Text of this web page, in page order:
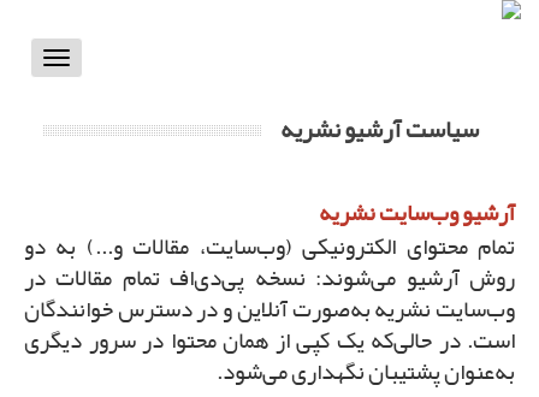
Toggle
سیاست آرشیو نشریه
آرشیو وب‌سایت نشریه
تمام محتوای الکترونیکی (وب‌سایت، مقالات و...) به دو
روش آرشیو می‌شوند: نسخه پی‌دی‌اف تمام مقالات در
وب‌سایت نشریه به‌صورت آنلاین و در دسترس خوانندگان
است. در حالی‌که یک کپی از همان محتوا در سرور دیگری
به‌عنوان پشتیبان نگهداری می‌شود.